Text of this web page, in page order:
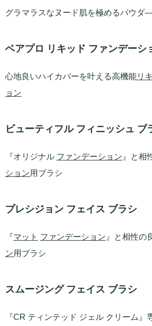
グラマラスなヌード肌を極めるパウダ
ベアプロ リキッド ファンデーシ
心地良いハイカバーを叶える高機能リ
ョン
ビューティフル フィニッシュ ブ
『オリジナル ファンデーション 』と相
ション用ブラシ
プレシジョン フェイス ブラシ
『マット ファンデーション 』と相性の
ン用ブラシ
スムージング フェイス ブラシ
『CR ティンテッド ジェル クリーム』